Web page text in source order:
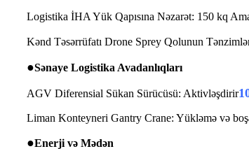
Logistika İHA Yük Qapısına Nəzarət: 150 kq
Kənd Təsərrüfatı Drone Sprey Qolunun
●Sənaye Logistika Avadanlıqları
AGV Diferensial Sükan Sürücüsü: Aktivləşdirir
Liman Konteyneri Gantry Crane: Yükləmə və
●Enerji və Mədən